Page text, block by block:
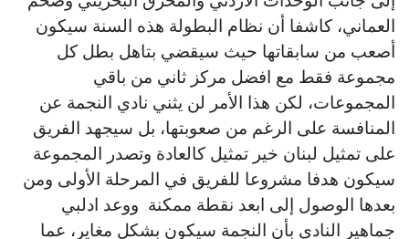
العماني، كاشفا أن نظام البطولة هذه السنة سيكون
أصعب من سابقاتها حيث سيقضي بتاهل بطل كل
مجموعة فقط مع افضل مركز ثاني من باقي
المجموعات، لكن هذا الأمر لن يثني نادي النجمة عن
المنافسة على الرغم من صعوبتها، بل سيجهد الفريق
على تمثيل لبنان خير تمثيل كالعادة وتصدر المجموعة
سيكون هدفا مشروعا للفريق في المرحلة الأولى ومن
بعدها الوصول إلى ابعد نقطة ممكنة. ووعد ادلبي
جماهير النادي بأن النجمة سيكون بشكل مغاير، عما